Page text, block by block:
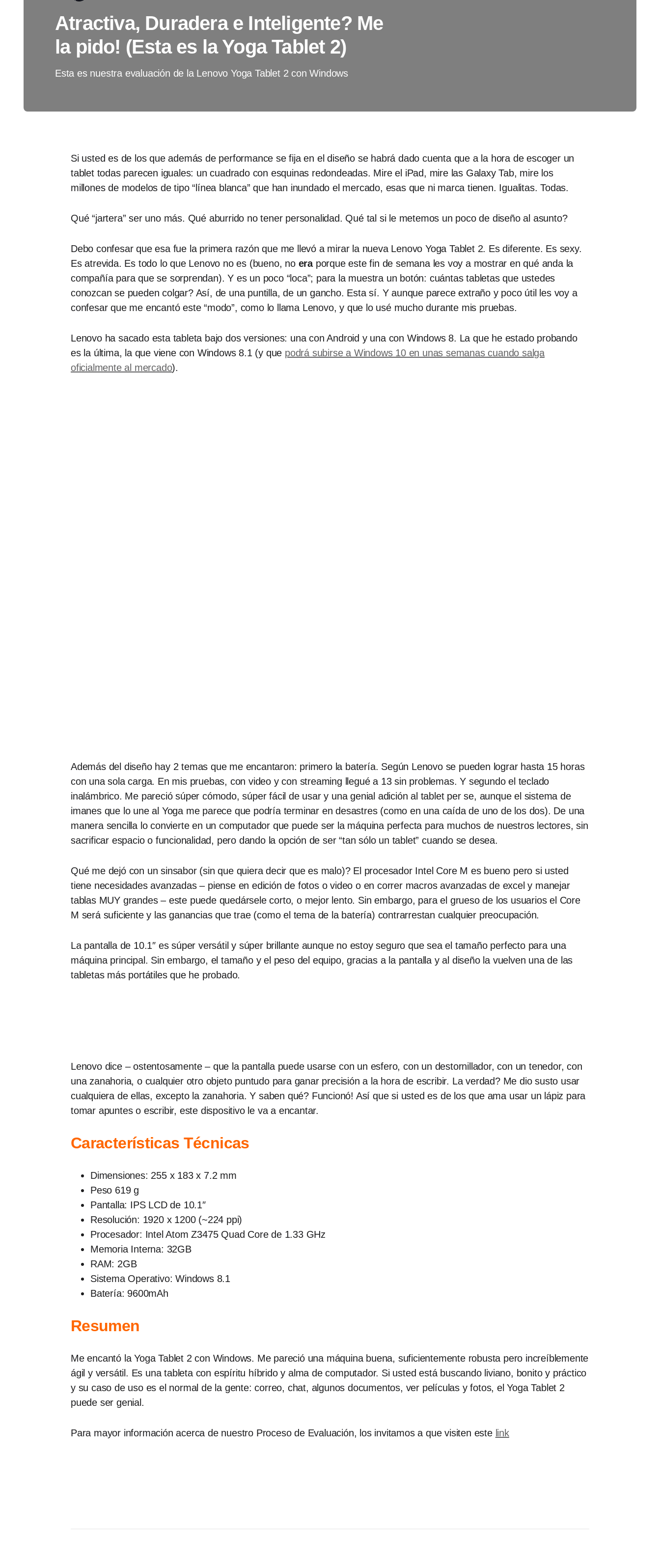
Atractiva, Duradera e Inteligente? Me
la pido! (Esta es la Yoga Tablet 2)
Esta es nuestra evaluación de la Lenovo Yoga Tablet 2 con Windows
Si usted es de los que además de performance se fija en el diseño se habrá dado cuenta que a la hora de escoger un
tablet todas parecen iguales: un cuadrado con esquinas redondeadas. Mire el iPad, mire las Galaxy Tab, mire los
millones de modelos de tipo “línea blanca” que han inundado el mercado, esas que ni marca tienen. Igualitas. Todas.
Qué “jartera” ser uno más. Qué aburrido no tener personalidad. Qué tal si le metemos un poco de diseño al asunto?
Debo confesar que esa fue la primera razón que me llevó a mirar la nueva Lenovo Yoga Tablet 2. Es diferente. Es sexy.
Es atrevida. Es todo lo que Lenovo no es (bueno, no eraporque este fin de semana les voy a mostrar en qué anda la
compañía para que se sorprendan). Y es un poco “loca”; para la muestra un botón: cuántas tabletas que ustedes
conozcan se pueden colgar? Así, de una puntilla, de un gancho. Esta sí. Y aunque parece extraño y poco útil les voy a
confesar que me encantó este “modo”, como lo llama Lenovo, y que lo usé mucho durante mis pruebas.
Lenovo ha sacado esta tableta bajo dos versiones: una con Android y una con Windows 8. La que he estado probando
es la última, la que viene con Windows 8.1 (y que podrá subirse a Windows 10 en unas semanas cuando salga
oficialmente al mercado).
Además del diseño hay 2 temas que me encantaron: primero la batería. Según Lenovo se pueden lograr hasta 15 horas
con una sola carga. En mis pruebas, con video y con streaming llegué a 13 sin problemas. Y segundo el teclado
inalámbrico. Me pareció súper cómodo, súper fácil de usar y una genial adición al tablet per se, aunque el sistema de
imanes que lo une al Yoga me parece que podría terminar en desastres (como en una caída de uno de los dos). De una
manera sencilla lo convierte en un computador que puede ser la máquina perfecta para muchos de nuestros lectores, sin
sacrificar espacio o funcionalidad, pero dando la opción de ser “tan sólo un tablet” cuando se desea.
Qué me dejó con un sinsabor (sin que quiera decir que es malo)? El procesador Intel Core M es bueno pero si usted
tiene necesidades avanzadas – piense en edición de fotos o video o en correr macros avanzadas de excel y manejar
tablas MUY grandes – este puede quedársele corto, o mejor lento. Sin embargo, para el grueso de los usuarios el Core
M será suficiente y las ganancias que trae (como el tema de la batería) contrarrestan cualquier preocupación.
La pantalla de 10.1″ es súper versátil y súper brillante aunque no estoy seguro que sea el tamaño perfecto para una
máquina principal. Sin embargo, el tamaño y el peso del equipo, gracias a la pantalla y al diseño la vuelven una de las
tabletas más portátiles que he probado.
Lenovo dice – ostentosamente – que la pantalla puede usarse con un esfero, con un destornillador, con un tenedor, con
una zanahoria, o cualquier otro objeto puntudo para ganar precisión a la hora de escribir. La verdad? Me dio susto usar
cualquiera de ellas, excepto la zanahoria. Y saben qué? Funcionó! Así que si usted es de los que ama usar un lápiz para
tomar apuntes o escribir, este dispositivo le va a encantar.
Características Técnicas
Dimensiones: 255 x 183 x 7.2 mm
Peso 619 g
Pantalla: IPS LCD de 10.1″
Resolución: 1920 x 1200 (~224 ppi)
Procesador: Intel Atom Z3475 Quad Core de 1.33 GHz
Memoria Interna: 32GB
RAM: 2GB
Sistema Operativo: Windows 8.1
Batería: 9600mAh
Resumen
Me encantó la Yoga Tablet 2 con Windows. Me pareció una máquina buena, suficientemente robusta pero increíblemente
ágil y versátil. Es una tableta con espíritu híbrido y alma de computador. Si usted está buscando liviano, bonito y práctico
y su caso de uso es el normal de la gente: correo, chat, algunos documentos, ver películas y fotos, el Yoga Tablet 2
puede ser genial.
Para mayor información acerca de nuestro Proceso de Evaluación, los invitamos a que visiten este link